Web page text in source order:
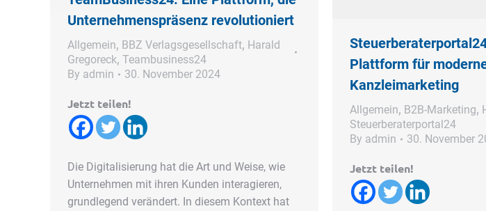
Unternehmenspräsenz revolutioniert
Allgemein, BBZ Verlagsgesellschaft, Harald
Gregoreck, Teambusiness24
By admin 30. November 2024
Jetzt teilen!
Die Digitalisierung hat die Art und Weise, wie
Unternehmen mit ihren Kunden interagieren,
grundlegend verändert. In diesem Kontext hat
Plattform für
Kanzleimarketing
Allgemein, B2B-Marketing,
Steuerberaterportal24
By admin 30. November
Jetzt teilen!